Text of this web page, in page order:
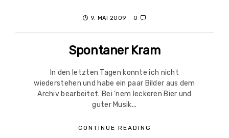
9. MAI 2009 0
Spontaner Kram
In den letzten Tagen konnte ich nicht
wiederstehen und habe ein paar Bilder aus dem
Archiv bearbeitet. Bei ’nem leckeren Bier und
guter Musik...
CONTINUE READING